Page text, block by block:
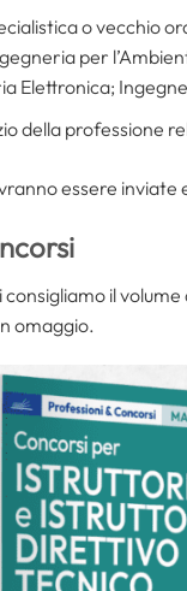
o vecchio
per
Elettronica;
della professione
essere
il
omaggio.